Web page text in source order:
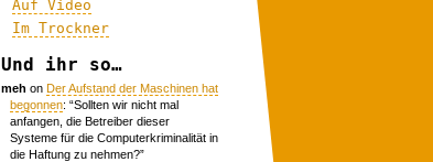
Auf Video
Im Trockner
Und ihr so…
meh onDer Aufstand der Maschinen hat
begonnen: “Sollten wir nicht mal
anfangen, die Betreiber dieser
Systeme für die Computerkriminalität in
die Haftung zu nehmen?”